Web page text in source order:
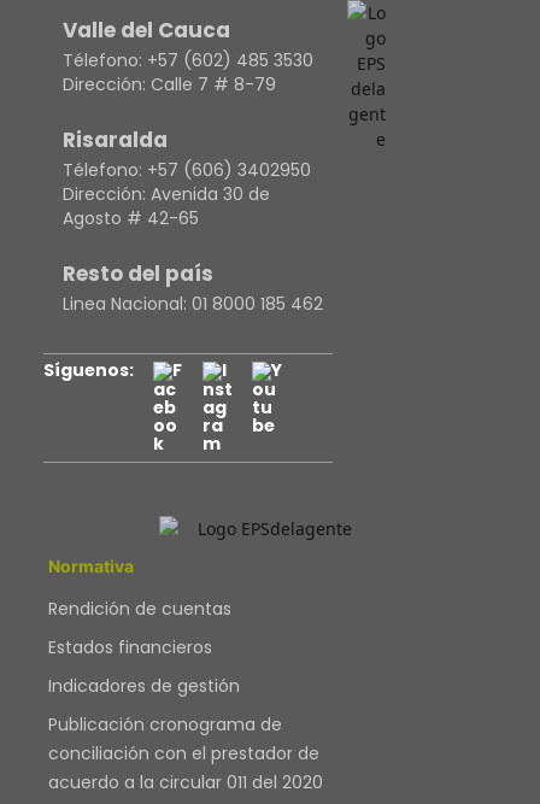
Normativa
Rendición de cuentas
Estados financieros
Indicadores de gestión
Publicación cronograma de
conciliación con el prestador de
acuerdo a la circular 011 del 2020
Valle del Cauca
Télefono: +57 (602) 485 3530
Dirección: Calle 7 # 8-79
Risaralda
Télefono: +57 (606) 3402950
Dirección: Avenida 30 de
Agosto # 42-65
Resto del país
Linea Nacional: 01 8000 185 462
Síguenos: